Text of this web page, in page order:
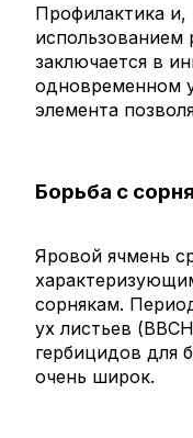
Профилактика и,
использованием
заключается в
одновременном
элемента
Борьба с
Яровой ячмень
сорнякам.
ух листьев
гербицидов для
очень широк.